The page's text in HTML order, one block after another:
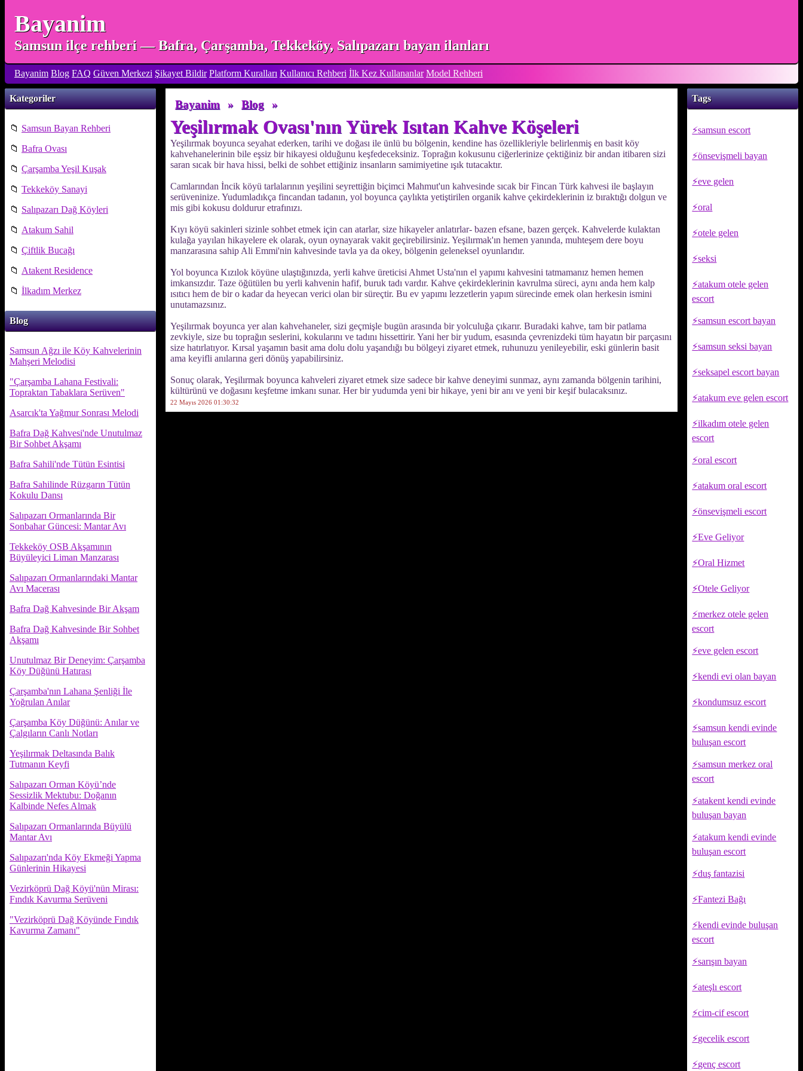
Bayanim
Samsun ilçe rehberi — Bafra, Çarşamba, Tekkeköy, Salıpazarı bayan ilanları
Bayanim Blog FAQ Güven Merkezi Şikayet Bildir Platform Kuralları Kullanıcı Rehberi İlk Kez Kullananlar Model Rehberi
Kategoriler
📁 Samsun Bayan Rehberi
📁 Bafra Ovası
📁 Çarşamba Yeşil Kuşak
📁 Tekkeköy Sanayi
📁 Salıpazarı Dağ Köyleri
📁 Atakum Sahil
📁 Çiftlik Bucağı
📁 Atakent Residence
📁 İlkadım Merkez
Blog
Samsun Ağzı ile Köy Kahvelerinin
Mahşeri Melodisi
"Çarşamba Lahana Festivali:
Topraktan Tabaklara Serüven"
Asarcık'ta Yağmur Sonrası Melodi
Bafra Dağ Kahvesi'nde Unutulmaz
Bir Sohbet Akşamı
Bafra Sahili'nde Tütün Esintisi
Bafra Sahilinde Rüzgarın Tütün
Kokulu Dansı
Salıpazarı Ormanlarında Bir
Sonbahar Güncesi: Mantar Avı
Tekkeköy OSB Akşamının
Büyüleyici Liman Manzarası
Salıpazarı Ormanlarındaki Mantar
Avı Macerası
Bafra Dağ Kahvesinde Bir Akşam
Bafra Dağ Kahvesinde Bir Sohbet
Akşamı
Unutulmaz Bir Deneyim: Çarşamba
Köy Düğünü Hatırası
Çarşamba'nın Lahana Şenliği İle
Yoğrulan Anılar
Çarşamba Köy Düğünü: Anılar ve
Çalgıların Canlı Notları
Yeşilırmak Deltasında Balık
Tutmanın Keyfi
Salıpazarı Orman Köyü’nde
Sessizlik Mektubu: Doğanın
Kalbinde Nefes Almak
Salıpazarı Ormanlarında Büyülü
Mantar Avı
Salıpazarı'nda Köy Ekmeği Yapma
Günlerinin Hikayesi
Vezirköprü Dağ Köyü'nün Mirası:
Fındık Kavurma Serüveni
"Vezirköprü Dağ Köyünde Fındık
Kavurma Zamanı"
Tags
samsun escort
önsevişmeli bayan
eve gelen
oral
otele gelen
seksi
atakum otele gelen
escort
samsun escort bayan
samsun seksi bayan
seksapel escort bayan
atakum eve gelen escort
ilkadım otele gelen
escort
oral escort
atakum oral escort
önsevişmeli escort
Eve Geliyor
Oral Hizmet
Otele Geliyor
merkez otele gelen
escort
eve gelen escort
kendi evi olan bayan
kondumsuz escort
samsun kendi evinde
buluşan escort
samsun merkez oral
escort
atakent kendi evinde
buluşan bayan
atakum kendi evinde
buluşan escort
duş fantazisi
Fantezi Bağı
kendi evinde buluşan
escort
sarışın bayan
ateşlı escort
cim-cif escort
gecelik escort
genç escort
Bayanim » Blog »
Yeşilırmak Ovası'nın Yürek Isıtan Kahve Köşeleri
Yeşilırmak boyunca seyahat ederken, tarihi ve doğası ile ünlü bu bölgenin, kendine has özellikleriyle belirlenmiş en basit köy
kahvehanelerinin bile eşsiz bir hikayesi olduğunu keşfedeceksiniz. Toprağın kokusunu ciğerlerinize çektiğiniz bir andan itibaren sizi
saran sıcak bir hava hissi, belki de sohbet ettiğiniz insanların samimiyetine ışık tutacaktır.
Camlarından İncik köyü tarlalarının yeşilini seyrettiğin biçimci Mahmut'un kahvesinde sıcak bir Fincan Türk kahvesi ile başlayın
serüveninize. Yudumladıkça fincandan tadanın, yol boyunca çaylıkta yetiştirilen organik kahve çekirdeklerinin iz bıraktığı dolgun ve
mis gibi kokusu doldurur etrafınızı.
Kıyı köyü sakinleri sizinle sohbet etmek için can atarlar, size hikayeler anlatırlar- bazen efsane, bazen gerçek. Kahvelerde kulaktan
kulağa yayılan hikayelere ek olarak, oyun oynayarak vakit geçirebilirsiniz. Yeşilırmak'ın hemen yanında, muhteşem dere boyu
manzarasına sahip Ali Emmi'nin kahvesinde tavla ya da okey, bölgenin geleneksel oyunlarıdır.
Yol boyunca Kızılok köyüne ulaştığınızda, yerli kahve üreticisi Ahmet Usta'nın el yapımı kahvesini tatmamanız hemen hemen
imkansızdır. Taze öğütülen bu yerli kahvenin hafif, buruk tadı vardır. Kahve çekirdeklerinin kavrulma süreci, aynı anda hem kalp
ısıtıcı hem de bir o kadar da heyecan verici olan bir süreçtir. Bu ev yapımı lezzetlerin yapım sürecinde emek olan herkesin ismini
unutamazsınız.
Yeşilırmak boyunca yer alan kahvehaneler, sizi geçmişle bugün arasında bir yolculuğa çıkarır. Buradaki kahve, tam bir patlama
zevkiyle, size bu toprağın seslerini, kokularını ve tadını hissettirir. Yani her bir yudum, esasında çevrenizdeki tüm hayatın bir parçasını
size hatırlatıyor. Kırsal yaşamın basit ama dolu dolu yaşandığı bu bölgeyi ziyaret etmek, ruhunuzu yenileyebilir, eski günlerin basit
ama keyifli anılarına geri dönüş yapabilirsiniz.
Sonuç olarak, Yeşilırmak boyunca kahveleri ziyaret etmek size sadece bir kahve deneyimi sunmaz, aynı zamanda bölgenin tarihini,
kültürünü ve doğasını keşfetme imkanı sunar. Her bir yudumda yeni bir hikaye, yeni bir anı ve yeni bir keşif bulacaksınız.
22 Mayıs 2026 01:30:32